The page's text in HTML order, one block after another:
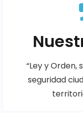
“Ley y Orden,
seguridad